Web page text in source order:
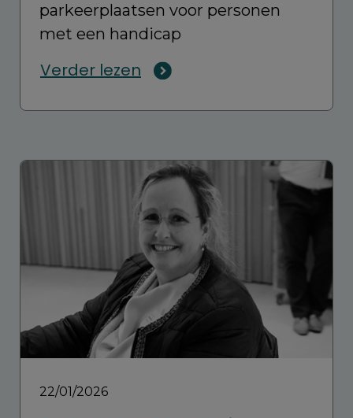
parkeerplaatsen voor personen
met een handicap
Verder lezen
22/01/2026